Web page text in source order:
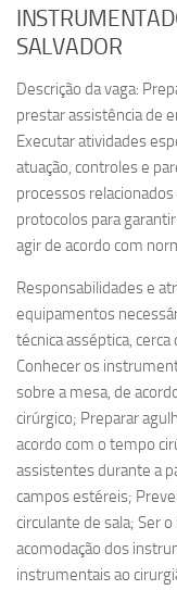
SALVADOR
Descrição da vaga:
prestar assistência de
Executar atividades
atuação, controles e
processos
protocolos para
agir de acordo com
Responsabilidades e
equipamentos
técnica asséptica,
Conhecer os
sobre a mesa, de
cirúrgico; Preparar
acordo com o tempo
assistentes durante a
campos estéreis;
circulante de sala; Ser
acomodação dos
instrumentais ao